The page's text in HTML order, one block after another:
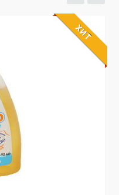
Масло оружейное, для
Артикул: 14-2703